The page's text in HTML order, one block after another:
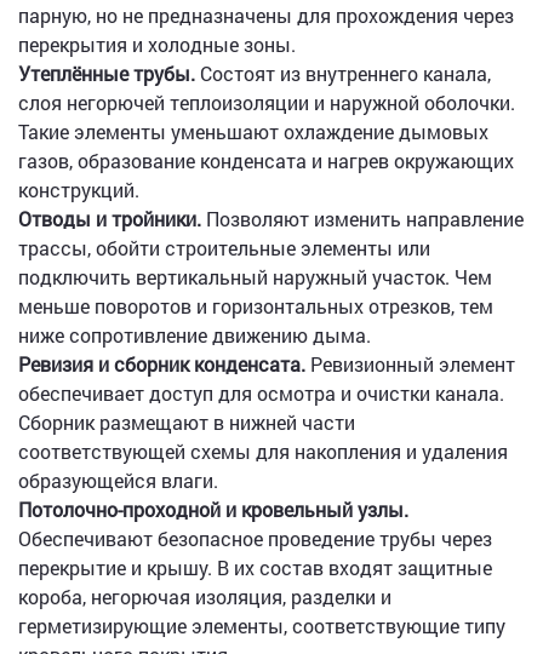
парную, но не предназначены для прохождения через
перекрытия и холодные зоны.
Утеплённые трубы. Состоят из внутреннего канала,
слоя негорючей теплоизоляции и наружной оболочки.
Такие элементы уменьшают охлаждение дымовых
газов, образование конденсата и нагрев окружающих
конструкций.
Отводы и тройники. Позволяют изменить направление
трассы, обойти строительные элементы или
подключить вертикальный наружный участок. Чем
меньше поворотов и горизонтальных отрезков, тем
ниже сопротивление движению дыма.
Ревизия и сборник конденсата. Ревизионный элемент
обеспечивает доступ для осмотра и очистки канала.
Сборник размещают в нижней части
соответствующей схемы для накопления и удаления
образующейся влаги.
Потолочно-проходной и кровельный узлы.
Обеспечивают безопасное проведение трубы через
перекрытие и крышу. В их состав входят защитные
короба, негорючая изоляция, разделки и
герметизирующие элементы, соответствующие типу